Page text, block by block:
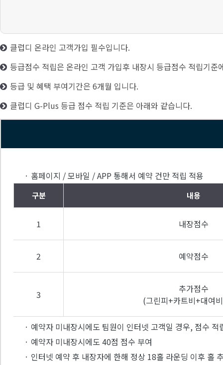
클럽디 온라인 고객가입 필수입니다.
등급점수 적립은 온라인 고객 가입후 내장시 등급점수 적립기
등급 및 혜택 부여기간은 6개월 입니다.
클럽디 G-Plus 등급 점수 적립 기준은 아래와 같습니다.
· 홈페이지 / 모바일 / APP 통해서 예약 건만 적립 적용
구분 내용
1 내장점수
2 예약점수
3
추가점수
(그린피+카트비+대여
· 예약자 미내장시에도 팀원이 인터넷 고객일 경우, 점수
· 예약자 미내장시에도 40점 점수 부여
· 인터넷 예약 후 내장자에 한해 정상 18홀 라운딩 이후 홀